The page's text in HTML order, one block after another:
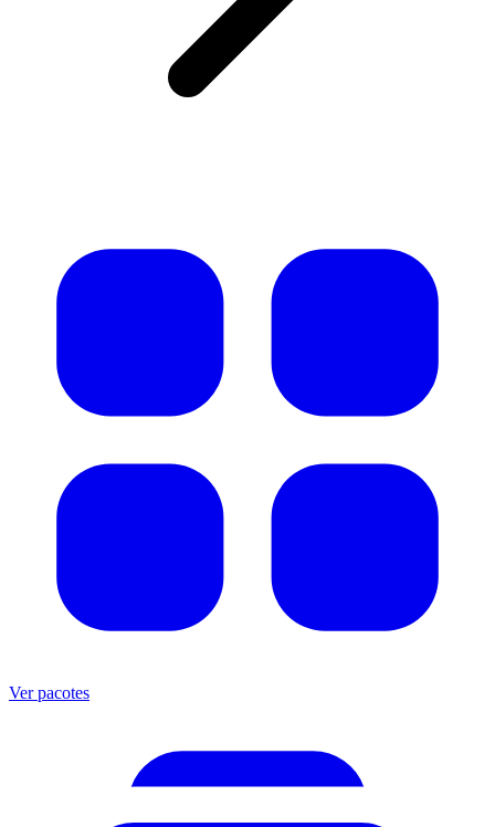
Ver pacotes